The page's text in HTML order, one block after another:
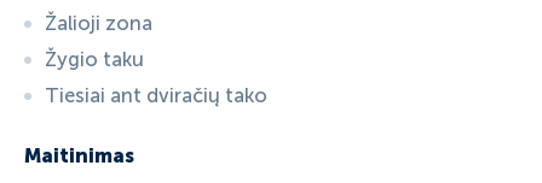
Žalioji zona
Žygio taku
Tiesiai ant dviračių tako
Maitinimas